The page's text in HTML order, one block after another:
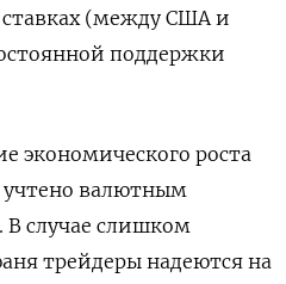
(между США и
поддержки
экономического роста
валютным
случае слишком
трейдеры надеются на